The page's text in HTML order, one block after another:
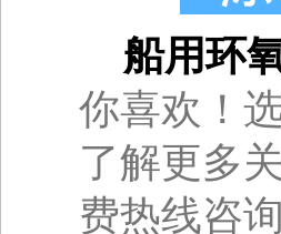
船用环
你喜欢！
了解更多
费热线咨询